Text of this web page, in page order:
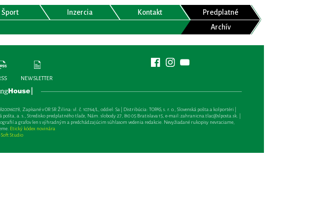
Šport Inzercia Kontakt
Predplatné
Archív
NEWSLETTER
Zapísané v OR SR Žilina: vl. č. 10764/L, oddiel: Sa | Distribúcia: TOPAS, s. r. o., Slovenská pošta a kolportéri |
a. s., Stredisko predplatného tlače, Nám. slobody 27, 810 05 Bratislava 15, e-mail:zahranicna.tlac@slposta.sk. |
a grafov len s výhradným a predchádzajúcim súhlasom vedenia redakcie. Nevyžiadané rukopisy nevraciame,
Etický kódex novinára
Soft Studio